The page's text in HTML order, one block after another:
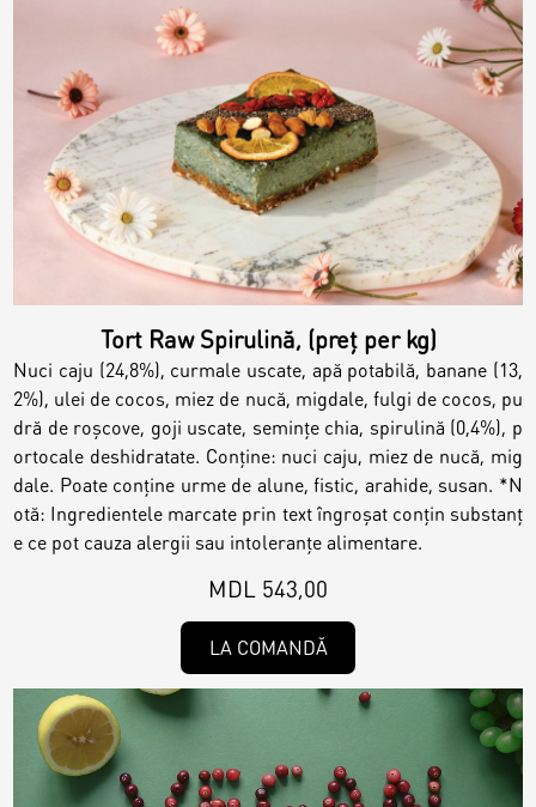
Tort Raw Spirulină, (preț per kg)
Nuci caju (24,8%), curmale uscate, apă potabilă, banane (13,
2%), ulei de cocos, miez de nucă, migdale, fulgi de cocos, pu
dră de roșcove, goji uscate, semințe chia, spirulină (0,4%), p
ortocale deshidratate. Conține: nuci caju, miez de nucă, mig
dale. Poate conține urme de alune, fistic, arahide, susan. *N
otă: Ingredientele marcate prin text îngroșat conțin substanț
e ce pot cauza alergii sau intoleranțe alimentare.
MDL 543,00
LA COMANDĂ